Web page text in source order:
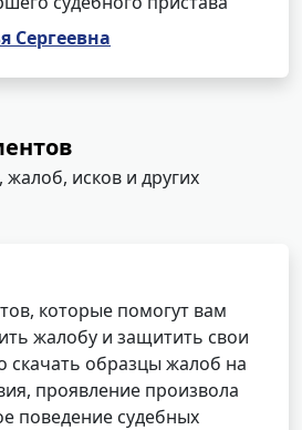
Сергеевна
исков и других
которые помогут вам
жалобу и защитить свои
скачать образцы жалоб на
проявление произвола
поведение судебных